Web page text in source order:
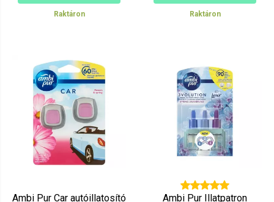
Raktáron Raktáron
Ambi Pur Car autóillatosító Ambi Pur Illatpatron